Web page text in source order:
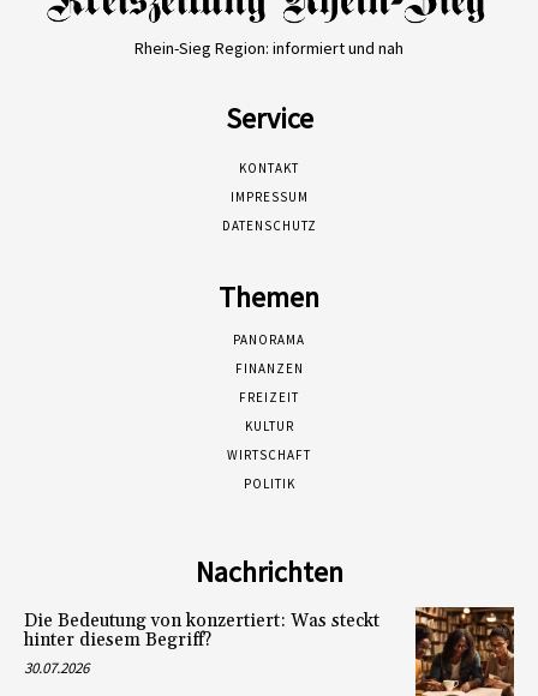
Rhein-Sieg Region: informiert und nah
Service
KONTAKT
IMPRESSUM
DATENSCHUTZ
Themen
PANORAMA
FINANZEN
FREIZEIT
KULTUR
WIRTSCHAFT
POLITIK
Nachrichten
Die Bedeutung von konzertiert: Was steckt
hinter diesem Begriff?
30.07.2026